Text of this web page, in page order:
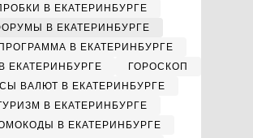
В ЕКАТЕРИНБУРГЕ
В ЕКАТЕРИНБУРГЕ
В ЕКАТЕРИНБУРГЕ
ЕКАТЕРИНБУРГЕ
ГОРОСКОП
ВАЛЮТ В ЕКАТЕРИНБУРГЕ
В ЕКАТЕРИНБУРГЕ
В ЕКАТЕРИНБУРГЕ